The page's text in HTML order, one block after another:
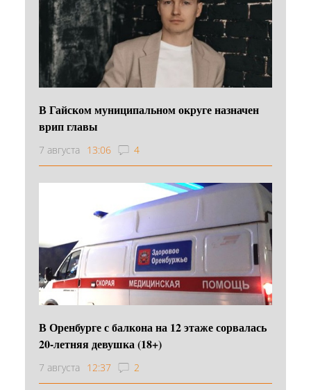
В Гайском муниципальном округе назначен
врип главы
7 августа 13:06 4
В Оренбурге с балкона на 12 этаже сорвалась
20-летняя девушка (18+)
7 августа 12:37 2